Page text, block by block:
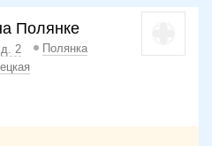
Полянке
2
Полянка